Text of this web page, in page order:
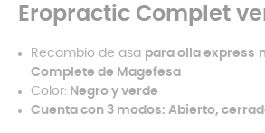
Eropractic Complet
Recambio de asa para olla express
Complete de Magefesa
Color: Negro y verde
Cuenta con 3 modos: Abierto,